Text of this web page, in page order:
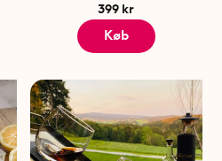
399 kr
Køb